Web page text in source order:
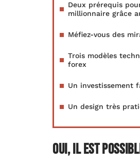
Deux prérequis
millionnaire grâce
Méfiez-vous des
Trois modèles
forex
Un investissement
Un design très
Oui, il est